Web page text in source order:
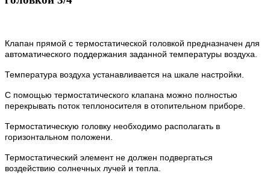
Клапан прямой с термостатической головкой предназначен для
автоматического поддержания заданной температуры воздуха.
Температура воздуха устанавливается на шкале настройки.
С помощью термостатического клапана можно полностью
перекрывать поток теплоносителя в отопительном приборе.
Термостатическую головку необходимо располагать в
горизонтальном положени.
Термостатический элемент не должен подвергаться
воздействию солнечных лучей и тепла.